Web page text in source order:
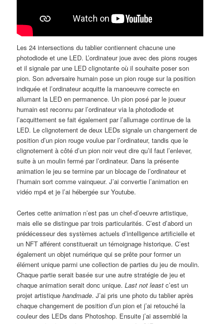
Les 24 intersections du tablier contiennent chacune une
photodiode et une LED. L’ordinateur joue avec des pions rouges
et il signale par une LED clignotante où il souhaite poser son
pion. Son adversaire humain pose un pion rouge sur la position
indiquée et l’ordinateur acquitte la manoeuvre correcte en
allumant la LED en permanence. Un pion posé par le joueur
humain est reconnu par l’ordinateur via la photodiode et
l’acquittement se fait également par l’allumage continue de la
LED. Le clignotement de deux LEDs signale un changement de
position d’un pion rouge voulue par l’ordinateur, tandis que le
clignotement à côté d’un pion noir veut dire qu’il faut l’enlever,
suite à un moulin fermé par l’ordinateur. Dans la présente
animation le jeu se termine par un blocage de l’ordinateur et
l’humain sort comme vainqueur. J’ai convertie l’animation en
vidéo mp4 et je l’ai hébergée sur Youtube.
Certes cette animation n’est pas un chef-d’oeuvre artistique,
mais elle se distingue par trois particularités. C’est d’abord un
prédécesseur des systèmes actuels d’intelligence artificielle et
un NFT afférent constituerait un témoignage historique. C’est
également un objet numérique qui se prête pour former un
élément unique parmi une collection de parties du jeu de moulin.
Chaque partie serait basée sur une autre stratégie de jeu et
chaque animation serait donc unique.Last not least c’est un
projet artistiquehandmade. J’ai pris une photo du tablier après
chaque changement de position d’un pion et j’ai retouché la
couleur des LEDs dans Photoshop. Ensuite j’ai assemblé la